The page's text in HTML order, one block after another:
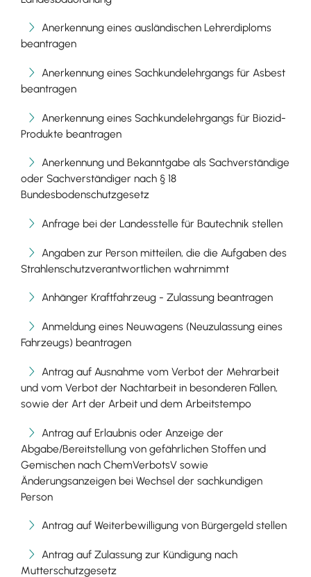
Anerkennung eines ausländischen Lehrerdiploms
beantragen
Anerkennung eines Sachkundelehrgangs für Asbest
beantragen
Anerkennung eines Sachkundelehrgangs für Biozid-
Produkte beantragen
Anerkennung und Bekanntgabe als Sachverständige
oder Sachverständiger nach § 18
Bundesbodenschutzgesetz
Anfrage bei der Landesstelle für Bautechnik stellen
Angaben zur Person mitteilen, die die Aufgaben des
Strahlenschutzverantwortlichen wahrnimmt
Anhänger Kraftfahrzeug - Zulassung beantragen
Anmeldung eines Neuwagens (Neuzulassung eines
Fahrzeugs) beantragen
Antrag auf Ausnahme vom Verbot der Mehrarbeit
und vom Verbot der Nachtarbeit in besonderen Fällen,
sowie der Art der Arbeit und dem Arbeitstempo
Antrag auf Erlaubnis oder Anzeige der
Abgabe/Bereitstellung von gefährlichen Stoffen und
Gemischen nach ChemVerbotsV sowie
Änderungsanzeigen bei Wechsel der sachkundigen
Person
Antrag auf Weiterbewilligung von Bürgergeld stellen
Antrag auf Zulassung zur Kündigung nach
Mutterschutzgesetz